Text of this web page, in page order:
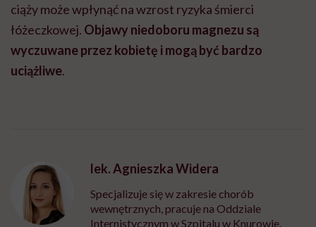
ciąży może wpłynąć na wzrost ryzyka śmierci
łóżeczkowej. Objawy niedoboru magnezu są
wyczuwane przez kobietę i mogą być bardzo
uciążliwe.
lek. Agnieszka Widera
Specjalizuje się w zakresie chorób
wewnętrznych, pracuje na Oddziale
Internistycznym w Szpitalu w Knurowie.